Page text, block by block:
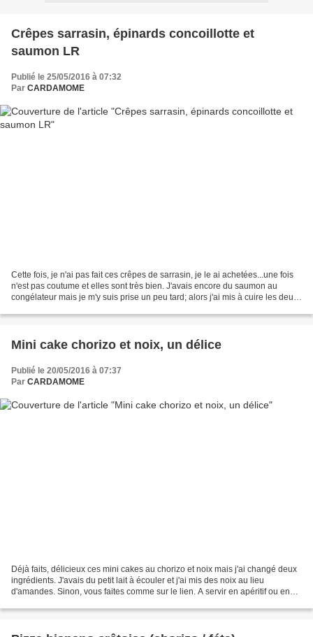
Crêpes sarrasin, épinards concoillotte et
saumon LR
Publié le 25/05/2016 à 07:32
Par CARDAMOME
Cette fois, je n'ai pas fait ces crêpes de sarrasin, je le ai achetées...une fois
n'est pas coutume et elles sont très bien. J'avais encore du saumon au
congélateur mais je m'y suis prise un peu tard; alors j'ai mis à cuire les deux
Mini cake chorizo et noix, un délice
Publié le 20/05/2016 à 07:37
Par CARDAMOME
Déjà faits, délicieux ces mini cakes au chorizo et noix mais j'ai changé deux
ingrédients. J'avais du petit lait à écouler et j'ai mis des noix au lieu
d'amandes. Sinon, vous faites comme sur le lien. A servir en apéritif ou en